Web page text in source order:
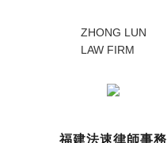
ZHONG LUN
LAW FIRM
福建法速律師事務